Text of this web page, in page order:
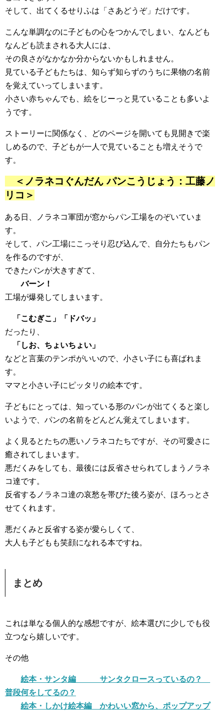
そして、出てくるせりふは「さあどうぞ」だけです。
こんな単調なのに子どもの心をつかんでしまい、なんども
なんども読まされる大人には、
その良さがなかなか分からないかもしれません。
見ている子どもたちは、知らず知らずのうちに果物の名前
を覚えていってしまいます。
小さい赤ちゃんでも、絵をじーっと見ていることも多いよ
うです。
ストーリーに関係なく、どのページを開いても見開きで楽
しめるので、子どもが一人で見ていることも増えそうで
す。
＜ノラネコぐんだん パンこうじょう：工藤ノ
リコ＞
ある日、ノラネコ軍団が窓からパン工場をのぞいていま
す。
そして、パン工場にこっそり忍び込んで、自分たちもパン
を作るのですが、
できたパンが大きすぎて、
バーン！
工場が爆発してしまいます。
「こむぎこ」「ドバッ」
だったり、
「しお、ちょいちょい」
などと言葉のテンポがいいので、小さい子にも喜ばれま
す。
ママと小さい子にピッタリの絵本です。
子どもにとっては、知っている形のパンが出てくると楽し
いようで、パンの名前をどんどん覚えてしまいます。
よく見るとたちの悪いノラネコたちですが、その可愛さに
癒されてしまいます。
悪だくみをしても、最後には反省させられてしまうノラネ
コ達です。
反省するノラネコ達の哀愁を帯びた後ろ姿が、ほろっとさ
せてくれます。
悪だくみと反省する姿が愛らしくて、
大人も子どもも笑顔になれる本ですね。
まとめ
これは単なる個人的な感想ですが、絵本選びに少しでも役
立つなら嬉しいです。
その他
絵本・サンタ編 サンタクロースっているの？
普段何をしてるの？
絵本・しかけ絵本編 かわいい窓から、ポップアップ